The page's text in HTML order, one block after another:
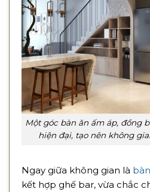
Một góc bàn ăn ấm áp, đồng
hiện đại, tạo nên không
Ngay giữa không gian là
kết hợp ghế bar, vừa chắc